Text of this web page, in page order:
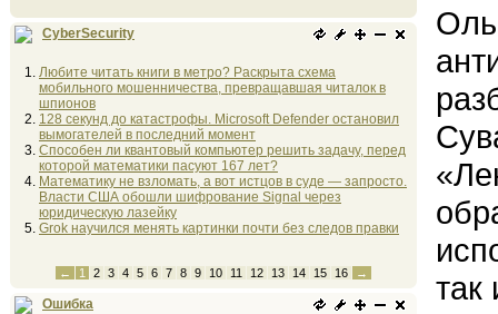
CyberSecurity
Любите читать книги в метро? Раскрыта схема
мобильного мошенничества, превращавшая читалок в
шпионов
128 секунд до катастрофы. Microsoft Defender остановил
вымогателей в последний момент
Способен ли квантовый компьютер решить задачу, перед
которой математики пасуют 167 лет?
Математику не взломать, а вот истцов в суде — запросто.
Власти США обошли шифрование Signal через
юридическую лазейку
Grok научился менять картинки почти без следов правки
← 1 2 3 4 5 6 7 8 9 10 11 12 13 14 15 16 →
Ошибка
так